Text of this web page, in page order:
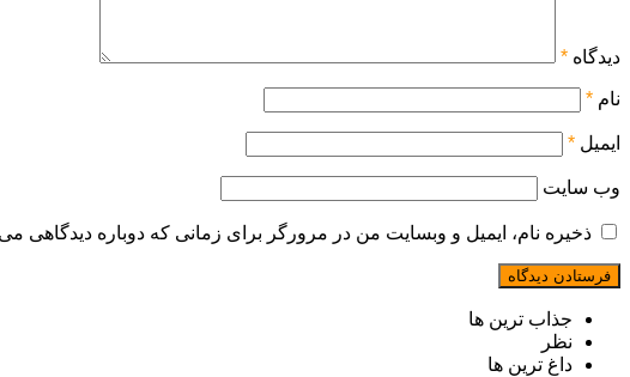
دیدگاه *
نام *
ایمیل *
وب‌ سایت
ذخیره نام، ایمیل و وبسایت من در مرورگر برای زمانی که دوباره دیدگاهی
جذاب ترین ها
نظر
داغ ترین ها